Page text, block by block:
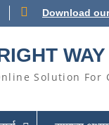
Download
WAY
Solution For